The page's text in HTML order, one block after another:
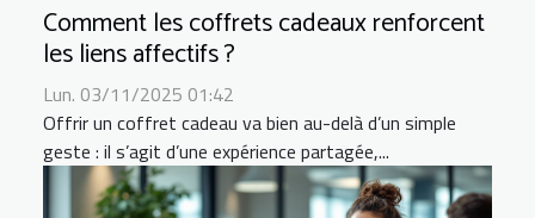
Comment les coffrets cadeaux renforcent
les liens affectifs ?
Lun. 03/11/2025 01:42
Offrir un coffret cadeau va bien au-delà d’un simple
geste : il s’agit d’une expérience partagée,...